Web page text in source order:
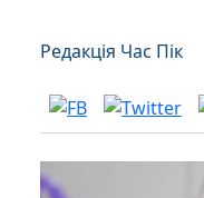
Редакція Час Пік